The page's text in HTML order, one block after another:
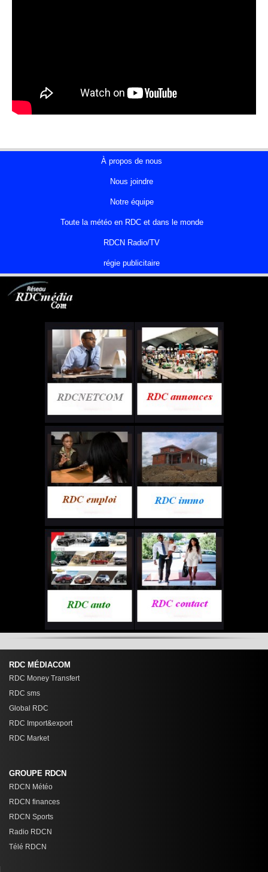
À propos de nous
Nous joindre
Notre équipe
Toute la météo en RDC et dans le monde
RDCN Radio/TV
régie publicitaire
RDC MÉDIACOM
RDC Money Transfert
RDC sms
Global RDC
RDC Import&export
RDC Market
GROUPE RDCN
RDCN Météo
RDCN finances
RDCN Sports
Radio RDCN
Télé RDCN